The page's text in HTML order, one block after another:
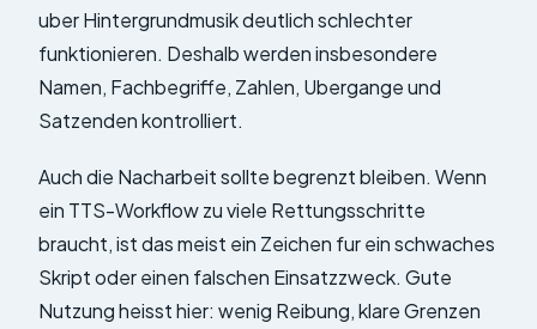
uber Hintergrundmusik deutlich schlechter
funktionieren. Deshalb werden insbesondere
Namen, Fachbegriffe, Zahlen, Ubergange und
Satzenden kontrolliert.
Auch die Nacharbeit sollte begrenzt bleiben. Wenn
ein TTS-Workflow zu viele Rettungsschritte
braucht, ist das meist ein Zeichen fur ein schwaches
Skript oder einen falschen Einsatzzweck. Gute
Nutzung heisst hier: wenig Reibung, klare Grenzen